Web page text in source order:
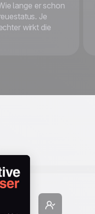
lange er schon
Je
wirkt die